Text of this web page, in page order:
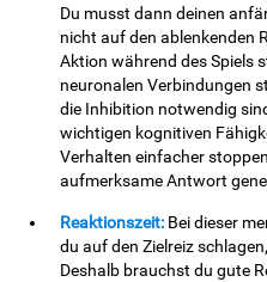
Du musst dann deinen
nicht auf den ablenkenden
Aktion während des Spiels
neuronalen Verbindungen
die Inhibition notwendig
wichtigen kognitiven
Verhalten einfacher
aufmerksame Antwort
Reaktionszeit: Bei dieser
du auf den Zielreiz
Deshalb brauchst du gute